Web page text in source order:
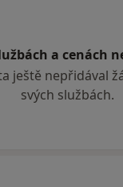
a cenách
ještě nepřidával
svých službách.